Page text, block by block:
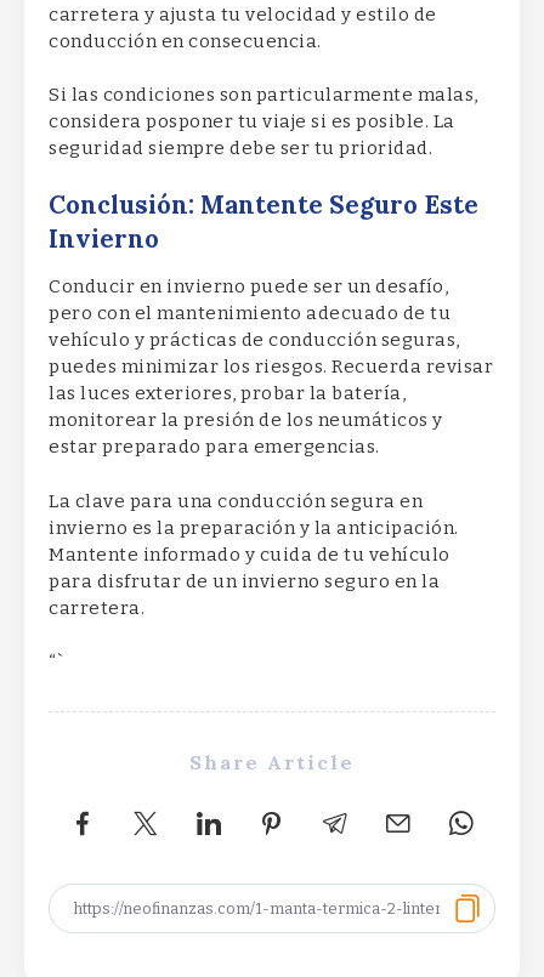
carretera y ajusta tu velocidad y estilo de
conducción en consecuencia.
Si las condiciones son particularmente malas,
considera posponer tu viaje si es posible. La
seguridad siempre debe ser tu prioridad.
Conclusión: Mantente Seguro Este
Invierno
Conducir en invierno puede ser un desafío,
pero con el mantenimiento adecuado de tu
vehículo y prácticas de conducción seguras,
puedes minimizar los riesgos. Recuerda revisar
las luces exteriores, probar la batería,
monitorear la presión de los neumáticos y
estar preparado para emergencias.
La clave para una conducción segura en
invierno es la preparación y la anticipación.
Mantente informado y cuida de tu vehículo
para disfrutar de un invierno seguro en la
carretera.
“`
Share Article